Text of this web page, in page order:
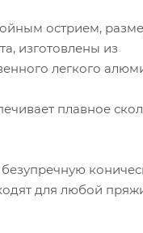
острием,
изготовлены из
легкого
плавное
для любой